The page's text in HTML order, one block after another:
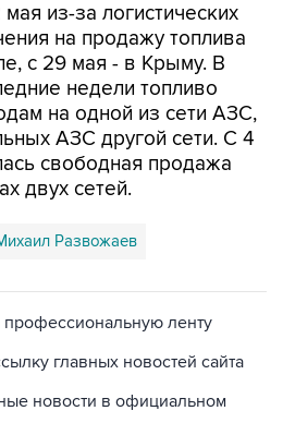
из-за логистических
на продажу топлива
с 29 мая - в Крыму. В
недели топливо
на одной из сети АЗС,
АЗС другой сети. С 4
свободная продажа
двух сетей.
Развожаев
профессиональную ленту
главных новостей сайта
новости в официальном